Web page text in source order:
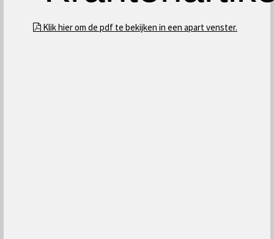
Klik hier om de pdf te bekijken in een apart venster.